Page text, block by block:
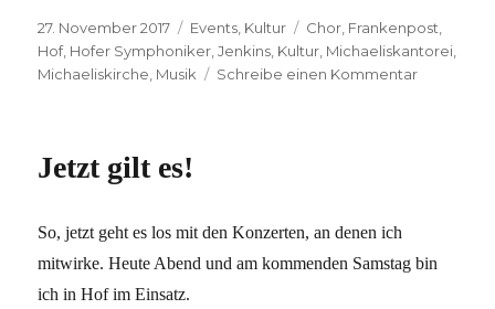
Veröffentlicht
am
27. November 2017 Kategorien
Events Kultur Schlagwörter
Chor Frankenpost
Hof, Hofer Symphoniker ,Jenkins Kultur Michaeliskantorei
Michaeliskirche Musik Schreibe einen Kommentarzu
Jetzt gilt es!
So, jetzt geht es los mit den Konzerten, an denen ich
mitwirke. Heute Abend und am kommenden Samstag bin
ich in Hof im Einsatz.